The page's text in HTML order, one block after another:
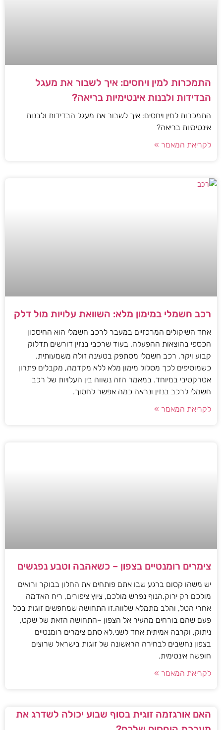
התמכרות למין ויחסים: איך לשבור את מעגל
הבדידות ולבנות אינטימיות בריאה?
התמכרות למין ויחסים: איך לשבור את מעגל הבדידות ולבנות
אינטימיות בריאה?
לקריאת המאמר »
רכב חשמלי במימון מלא: השוואת עלויות מול דלק
אחד השיקולים המרכזיים במעבר לרכב חשמלי הוא החיסכון
הכספי בהוצאות ההפעלה. בעוד שרכבי בנזין דורשים תדלוק
קבוע ויקר, רכב חשמלי מסתפק בטעינה זולה משמעותית.
כשמוסיפים לכך מסלול מימון מלא ללא מקדמה, מקבלים פתרון
אטרקטיבי במיוחד. במאמר הזה נשווה בין העלויות של רכב
חשמלי לרכב בנזין ונראה כמה אפשר לחסוך.
לקריאת המאמר »
צימרים רומנטיים בצפון – כשאהבה וטבע נפגשים
יש משהו קסום ברגע שבו אתם פותחים את החלון בבוקר ורואים
מולכם רק ירוק.הנוף נפרש מולכם, ציוץ ציפורים, ריח האדמה
אחרי הטל, והלב מתמלא שלווה.זו התחושה שמחפשים זוגות בכל
פעם שהם בורחים מהעיר אל הצפון –התחושה הזאת של שקט,
ניתוק, וקרבה אמיתית אחד לשני.לא סתם צימרים רומנטיים
בצפון נחשבים לבחירה הראשונה של זוגות בישראל שרוצים
חופשה אינטימית.
לקריאת המאמר »
האם אורגזמה זוגית בסוף שבוע יכולה לשדרג את